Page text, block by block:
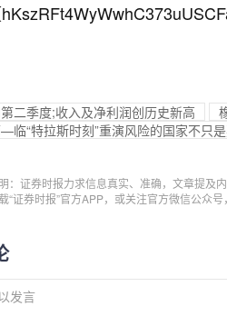
二季度;收入及净利润创历史新高
临“特拉斯时刻”重演风险的国家不只
：证券时报力求信息真实、准确，文章提及
“证券时报”官方APP，或关注官方微信公众
发言